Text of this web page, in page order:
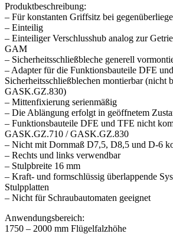
Produktbeschreibung:
– Für konstanten Griffsitz bei
– Einteilig
– Einteiliger Verschlusshub analog zur
GAM
– Sicherheitsschließbleche generell
– Adapter für die Funktionsbauteile DFE
Sicherheitsschließblechen montierbar
GASK.GZ.830)
– Mittenfixierung serienmäßig
– Die Ablängung erfolgt in geöffnetem
– Funktionsbauteile DFE und TFE nicht
GASK.GZ.710 / GASK.GZ.830
– Nicht mit Dornmaß D7,5, D8,5 und D-6
– Rechts und links verwendbar
– Stulpbreite 16 mm
– Kraft- und formschlüssig überlappende
Stulpplatten
– Nicht für Schraubautomaten geeignet
Anwendungsbereich:
1750 – 2000 mm Flügelfalzhöhe